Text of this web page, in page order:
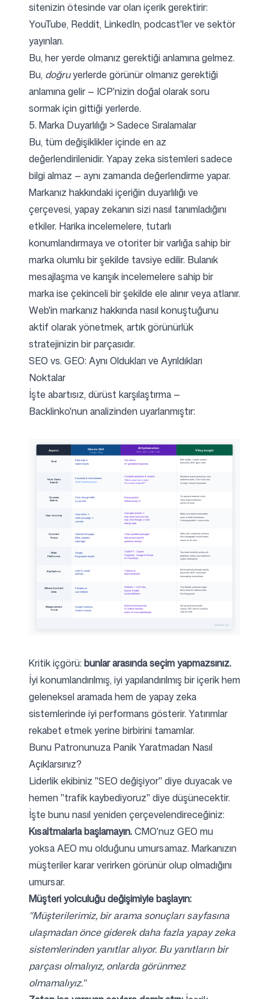
sitenizin ötesinde var olan içerik gerektirir:
YouTube, Reddit, LinkedIn, podcast'ler ve sektör
yayınları.
Bu, her yerde olmanız gerektiği anlamına gelmez.
Bu, doğruyerlerde görünür olmanız gerektiği
anlamına gelir — ICP'nizin doğal olarak soru
sormak için gittiği yerlerde.
5. Marka Duyarlılığı > Sadece Sıralamalar
Bu, tüm değişiklikler içinde en az
değerlendirilenidir. Yapay zeka sistemleri sadece
bilgi almaz — aynı zamanda değerlendirme yapar.
Markanız hakkındaki içeriğin duyarlılığı ve
çerçevesi, yapay zekanın sizi nasıl tanımladığını
etkiler. Harika incelemelere, tutarlı
konumlandırmaya ve otoriter bir varlığa sahip bir
marka olumlu bir şekilde tavsiye edilir. Bulanık
mesajlaşma ve karışık incelemelere sahip bir
marka ise çekinceli bir şekilde ele alınır veya atlanır.
Web'in markanız hakkında nasıl konuştuğunu
aktif olarak yönetmek, artık görünürlük
stratejinizin bir parçasıdır.
SEO vs. GEO: Aynı Oldukları ve Ayrıldıkları
Noktalar
İşte abartısız, dürüst karşılaştırma —
Backlinko'nun analizindenuyarlanmıştır:
Kritik içgörü: bunlar arasında seçim yapmazsınız.
İyi konumlandırılmış, iyi yapılandırılmış bir içerik hem
geleneksel aramada hem de yapay zeka
sistemlerinde iyi performans gösterir. Yatırımlar
rekabet etmek yerine birbirini tamamlar.
Bunu Patronunuza Panik Yaratmadan Nasıl
Açıklarsınız?
Liderlik ekibiniz "SEO değişiyor" diye duyacak ve
hemen "trafik kaybediyoruz" diye düşünecektir.
İşte bunu nasıl yeniden çerçevelendireceğiniz:
Kısaltmalarla başlamayın.CMO'nuz GEO mu
yoksa AEO mu olduğunu umursamaz. Markanızın
müşteriler karar verirken görünür olup olmadığını
umursar.
Müşteri yolculuğu değişimiyle başlayın:
"Müşterilerimiz, bir arama sonuçları sayfasına
ulaşmadan önce giderek daha fazla yapay zeka
sistemlerinden yanıtlar alıyor. Bu yanıtların bir
parçası olmalıyız, onlarda görünmez
olmamalıyız."